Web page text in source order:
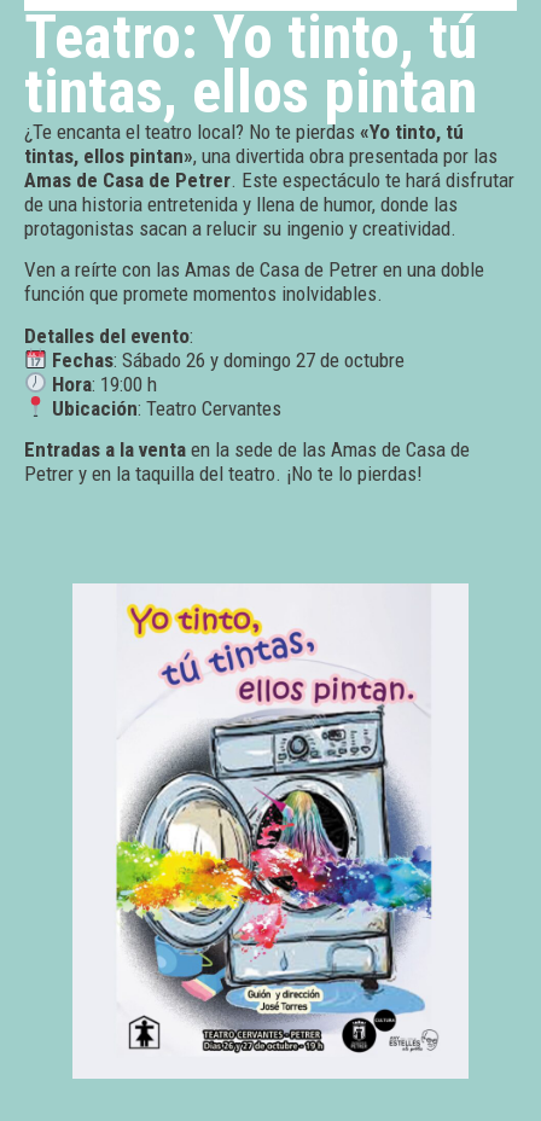
Teatro: Yo tinto, tú
tintas, ellos pintan
¿Te encanta el teatro local? No te pierdas «Yo tinto, tú
tintas, ellos pintan», una divertida obra presentada por las
Amas de Casa de Petrer . Este espectáculo te hará disfrutar
de una historia entretenida y llena de humor, donde las
protagonistas sacan a relucir su ingenio y creatividad.
Ven a reírte con las Amas de Casa de Petrer en una doble
función que promete momentos inolvidables.
Detalles del evento:
Fechas: Sábado 26 y domingo 27 de octubre
Hora: 19:00 h
Ubicación: Teatro Cervantes
Entradas a la venta en la sede de las Amas de Casa de
Petrer y en la taquilla del teatro. ¡No te lo pierdas!